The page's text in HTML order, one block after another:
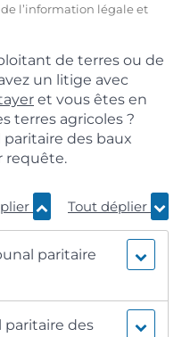
l’information légale et
de terres ou de
un litige avec
et vous êtes en
terres agricoles ?
des baux
requête.
Tout déplier
paritaire
paritaire des